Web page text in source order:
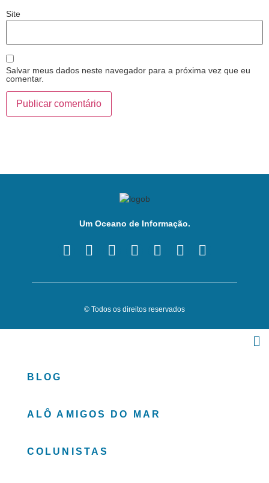
Site
Salvar meus dados neste navegador para a próxima vez que eu
comentar.
Um Oceano de Informação.
© Todos os direitos reservados
BLOG
ALÔ AMIGOS DO MAR
COLUNISTAS